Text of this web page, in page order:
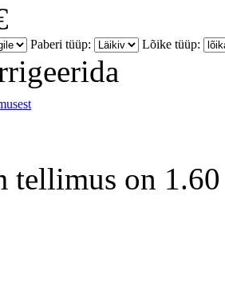
Paberi tüüp: Lõike tüüp:
tellimus on